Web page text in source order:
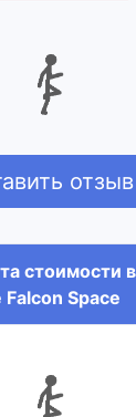
отзыв
стоимости
Falcon Space